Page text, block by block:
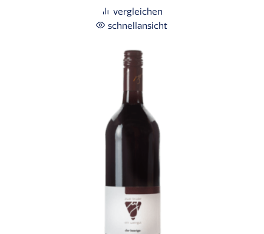
vergleichen
schnellansicht